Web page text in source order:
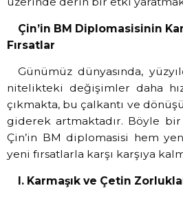
Çin’in BM Diplomasisinin
Fırsatlar
Günümüz dünyasında,
nitelikteki değişimler daha
çıkmakta, bu çalkantı ve
giderek artmaktadır. Böyle bir
Çin’in BM diplomasisi hem
yeni fırsatlarla karşı karşıya
I. Karmaşık ve Çetin